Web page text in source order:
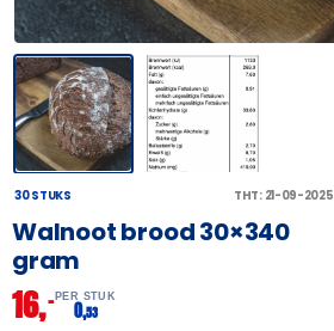
30 STUKS THT: 21-09-2025
Walnoot brood 30×340
gram
16,– PER STUK
0,53